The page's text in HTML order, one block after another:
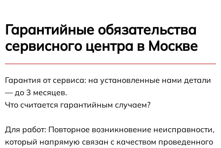
Гарантийные обязательства
сервисного центра в Москве
Гарантия от сервиса: на установленные нами детали
— до 3 месяцев.
Что считается гарантийным случаем?
Для работ: Повторное возникновение неисправности,
который напрямую связан с качеством проведенного